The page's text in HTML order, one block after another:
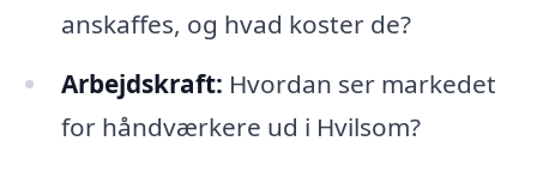
anskaffes, og hvad koster de?
Arbejdskraft: Hvordan ser markedet
for håndværkere ud i Hvilsom?